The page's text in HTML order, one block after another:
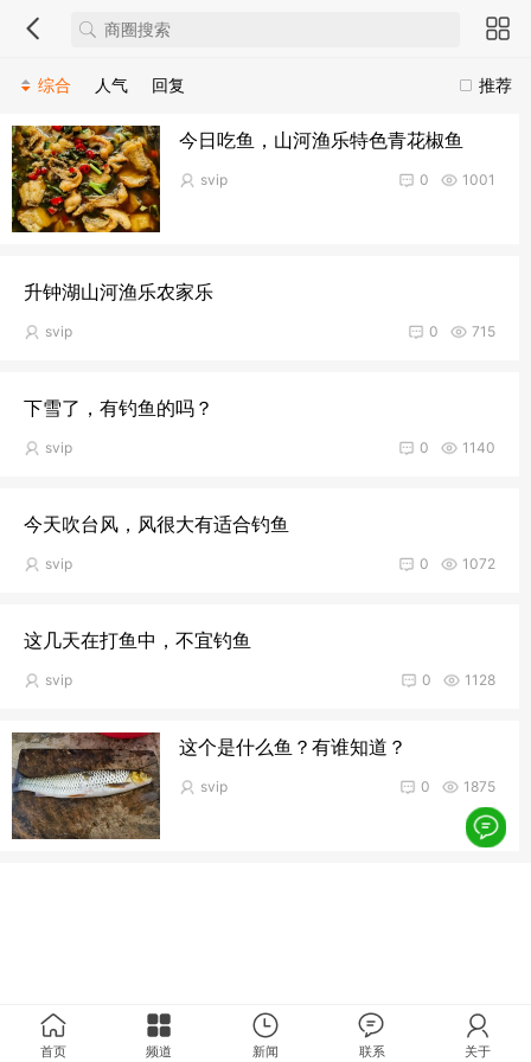
推荐
综合 人气 回复
今日吃鱼，山河渔乐特色青花椒鱼
1001
0
svip
升钟湖山河渔乐农家乐
715
0
svip
下雪了，有钓鱼的吗？
1140
0
svip
今天吹台风，风很大有适合钓鱼
1072
0
svip
这几天在打鱼中，不宜钓鱼
1128
0
svip
这个是什么鱼？有谁知道？
1875
0
svip
首页 频道 新闻 联系 关于